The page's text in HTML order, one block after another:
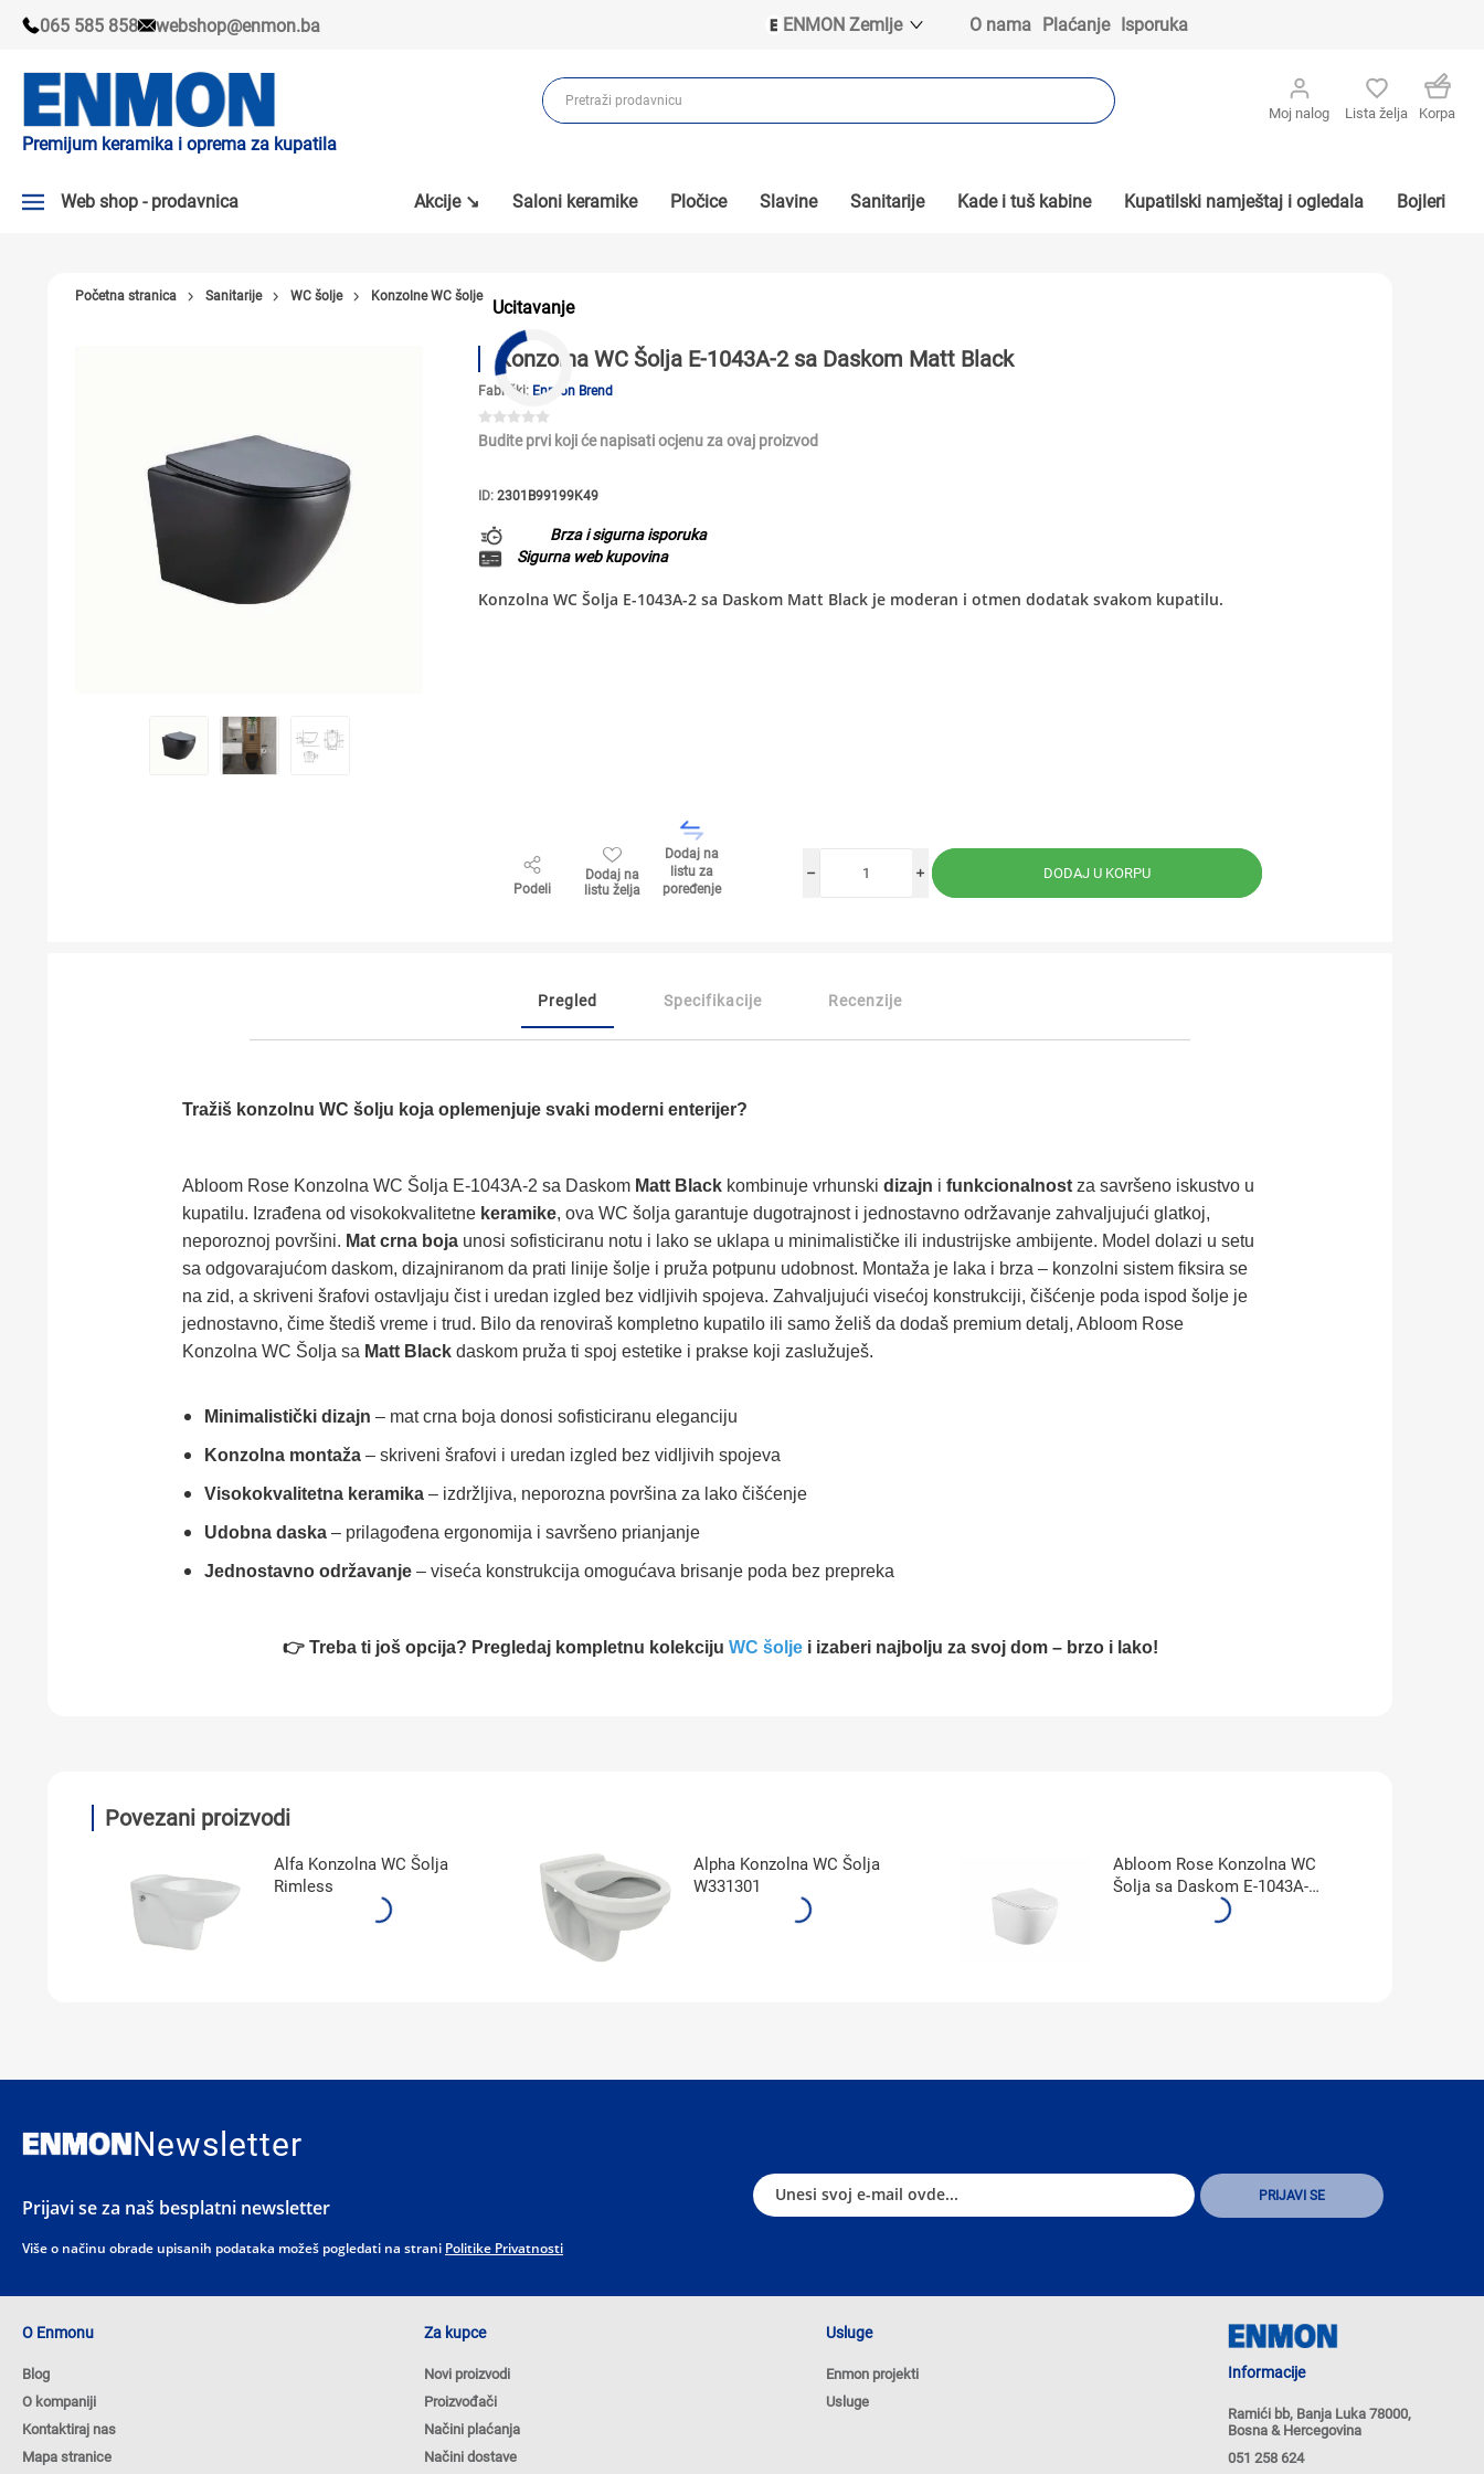
065 585 858 webshop@enmon.ba
ENMON Zemlje
ENMON BIH
ENMON MKD
O nama Plaćanje Isporuka
Premijum keramika i oprema za kupatila
Moj nalog Lista želja Korpa
Web shop - prodavnica
ODVOD VODE
Akcije ↘ Saloni keramike Pločice Slavine Sanitarije Kade i tuš kabine Kupatilski namještaj i ogledala Bojleri
Ucitavanje
Početna stranica Sanitarije WC šolje Konzolne WC šolje
Konzolna WC Šolja E-1043A-2 sa Daskom Matt Black
Fabrički: Enmon Brend
Budite prvi koji će napisati ocjenu za ovaj proizvod
ID: 2301B99199K49
Brza i sigurna isporuka
Sigurna web kupovina
Konzolna WC Šolja E-1043A-2 sa Daskom Matt Black je moderan i otmen dodatak svakom kupatilu.
Podeli
Dodaj na
listu želja
Dodaj na
listu za
poređenje
i
h
Pregled Specifikacije Recenzije
Tražiš konzolnu WC šolju koja oplemenjuje svaki moderni enterijer?
Abloom Rose Konzolna WC Šolja E-1043A-2 sa Daskom Matt Blackkombinuje vrhunski dizajn i funkcionalnostza savršeno iskustvo u
kupatilu. Izrađena od visokokvalitetne keramike, ova WC šolja garantuje dugotrajnost i jednostavno održavanje zahvaljujući glatkoj,
neporoznoj površini. Mat crna bojaunosi sofisticiranu notu i lako se uklapa u minimalističke ili industrijske ambijente. Model dolazi u setu
sa odgovarajućom daskom, dizajniranom da prati linije šolje i pruža potpunu udobnost. Montaža je laka i brza – konzolni sistem fiksira se
na zid, a skriveni šrafovi ostavljaju čist i uredan izgled bez vidljivih spojeva. Zahvaljujući visećoj konstrukciji, čišćenje poda ispod šolje je
jednostavno, čime štediš vreme i trud. Bilo da renoviraš kompletno kupatilo ili samo želiš da dodaš premium detalj, Abloom Rose
Konzolna WC Šolja sa Matt Blackdaskom pruža ti spoj estetike i prakse koji zaslužuješ.
Minimalistički dizajn – mat crna boja donosi sofisticiranu eleganciju
Konzolna montaža– skriveni šrafovi i uredan izgled bez vidljivih spojeva
Visokokvalitetna keramika– izdržljiva, neporozna površina za lako čišćenje
Udobna daska– prilagođena ergonomija i savršeno prianjanje
Jednostavno održavanje– viseća konstrukcija omogućava brisanje poda bez prepreka
👉 Treba ti još opcija? Pregledaj kompletnu kolekciju WC šoljei izaberi najbolju za svoj dom – brzo i lako!
Povezani proizvodi
Alfa Konzolna WC Šolja
Rimless
Alpha Konzolna WC Šolja
W331301
Abloom Rose Konzolna WC
Šolja sa Daskom E-1043A-2
Newsletter
Prijavi se za naš besplatni newsletter
Više o načinu obrade upisanih podataka možeš pogledati na strani Politike Privatnosti
O Enmonu
Blog
O kompaniji
Kontaktiraj nas
Mapa stranice
Za kupce
Novi proizvodi
Proizvođači
Načini plaćanja
Načini dostave
Usluge
Enmon projekti
Usluge
Informacije
Ramići bb, Banja Luka 78000,
Bosna & Hercegovina
051 258 624